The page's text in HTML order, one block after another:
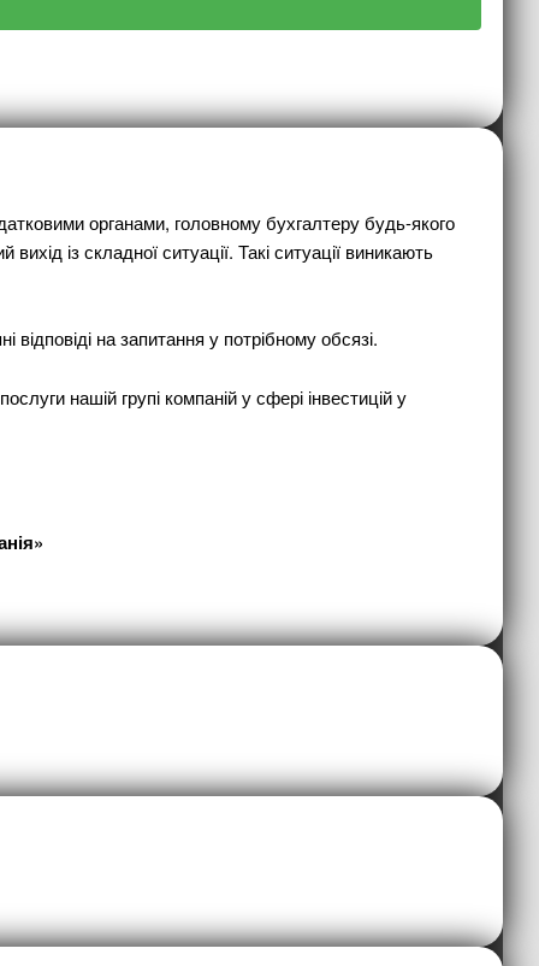
органами, головному бухгалтеру будь-якого
із складної ситуації. Такі ситуації виникають
на запитання у потрібному обсязі.
нашій групі компаній у сфері інвестицій у